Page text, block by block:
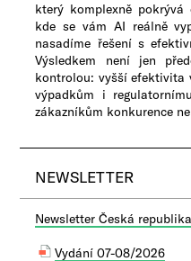
který komplexně pokrývá
kde se vám AI reálně
nasadíme řešení s
Výsledkem není jen
kontrolou: vyšší efektivita
výpadkům i
zákazníkům konkurence
NEWSLETTER
Newsletter Česká republika
Vydání 07-08/2026